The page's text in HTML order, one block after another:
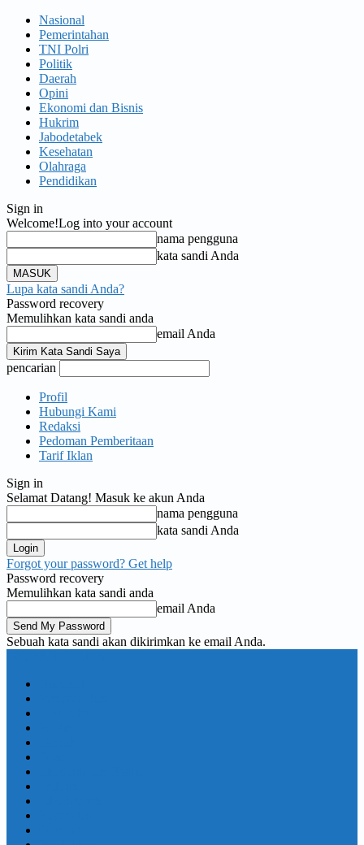
Nasional
Pemerintahan
TNI Polri
Politik
Daerah
Opini
Ekonomi dan Bisnis
Hukrim
Jabodetabek
Kesehatan
Olahraga
Pendidikan
Sign in
Welcome!Log into your account
nama pengguna
kata sandi Anda
Lupa kata sandi Anda?
Password recovery
Memulihkan kata sandi anda
email Anda
pencarian
Profil
Hubungi Kami
Redaksi
Pedoman Pemberitaan
Tarif Iklan
Sign in
Selamat Datang! Masuk ke akun Anda
nama pengguna
kata sandi Anda
Forgot your password? Get help
Password recovery
Memulihkan kata sandi anda
email Anda
Sebuah kata sandi akan dikirimkan ke email Anda.